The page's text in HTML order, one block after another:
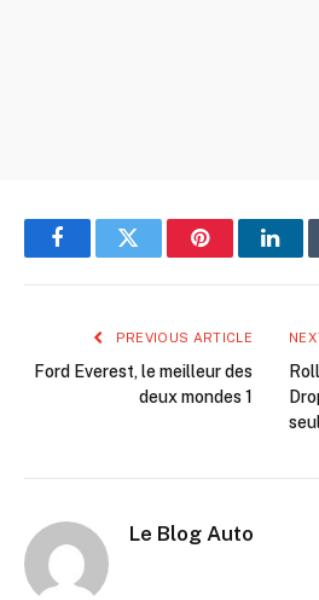
FacebookTwitter Pinterest
PREVIOUS ARTICLE
Ford Everest, le meilleur des
deux mondes 1
Le Blog Auto